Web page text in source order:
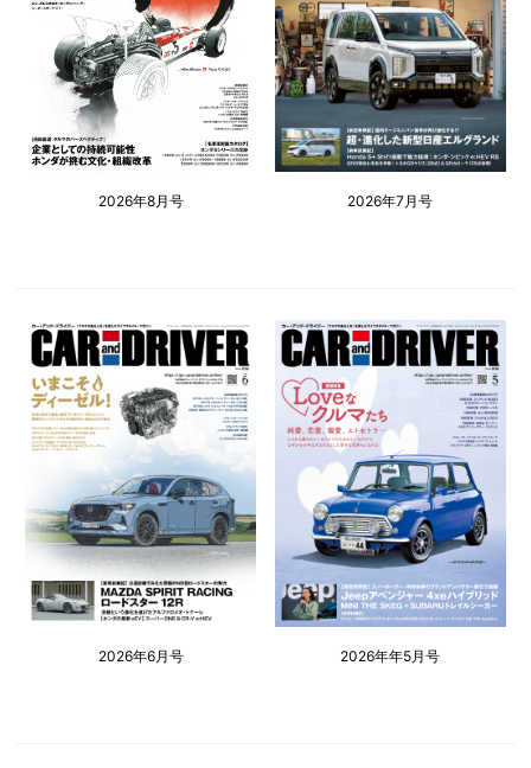
2026年8月号 2026年7月号
2026年6月号 2026年年5月号